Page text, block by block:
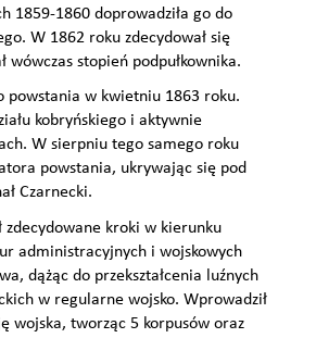
1859-1860 doprowadziła go do
W 1862 roku zdecydował się
wówczas stopień podpułkownika.
powstania w kwietniu 1863 roku.
kobryńskiego i aktywnie
W sierpniu tego samego roku
powstania, ukrywając się pod
Czarnecki.
zdecydowane kroki w kierunku
administracyjnych i wojskowych
dążąc do przekształcenia luźnych
w regularne wojsko. Wprowadził
wojska, tworząc 5 korpusów oraz